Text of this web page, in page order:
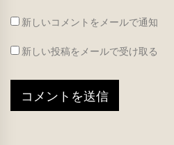
新しいコメントをメールで通知
新しい投稿をメールで受け取る